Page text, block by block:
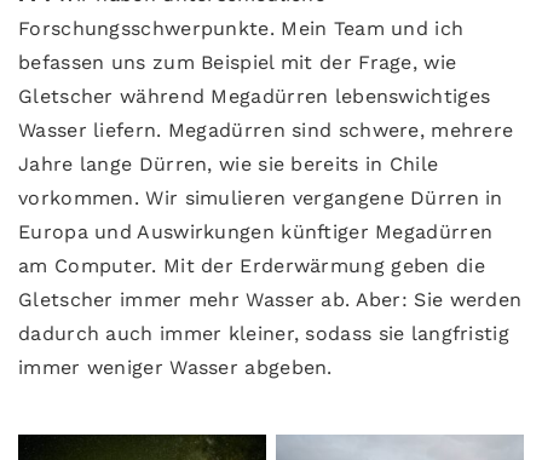
Forschungsschwerpunkte. Mein Team und ich
befassen uns zum Beispiel mit der Frage, wie
Gletscher während Megadürren lebenswichtiges
Wasser liefern. Megadürren sind schwere, mehrere
Jahre lange Dürren, wie sie bereits in Chile
vorkommen. Wir simulieren vergangene Dürren in
Europa und Auswirkungen künftiger Megadürren
am Computer. Mit der Erderwärmung geben die
Gletscher immer mehr Wasser ab. Aber: Sie werden
dadurch auch immer kleiner, sodass sie langfristig
immer weniger Wasser abgeben.